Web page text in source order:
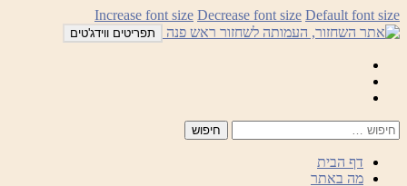
לדלג
לתוכן
Increase font size Decrease font size Default font size
תפריטים ווידג'טים
דף הבית
מה באתר